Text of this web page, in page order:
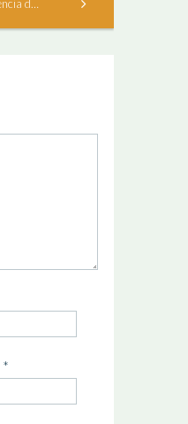
Viaja con Nosotros - Agencia de Viajes
*